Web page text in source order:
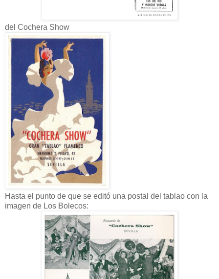
del Cochera Show
Hasta el punto de que se editó una postal del tablao con la
imagen de Los Bolecos: